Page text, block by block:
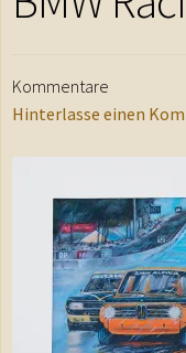
Preise
Kasse
Kommentare
Hinterlasse einen